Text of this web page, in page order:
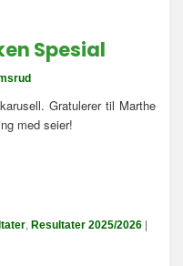
Spesial
Gratulerer til Marthe
med seier!
Resultater 2025/2026 |